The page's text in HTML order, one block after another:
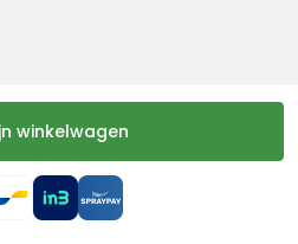
winkelwagen